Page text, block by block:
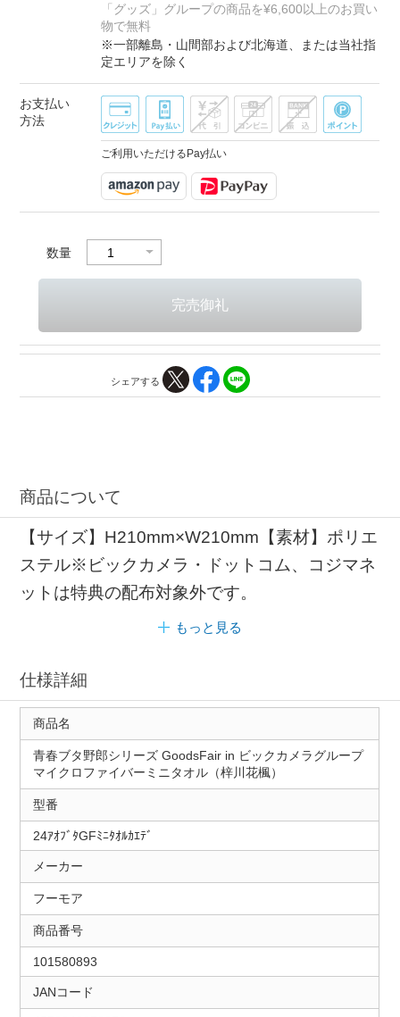
「グッズ」グループの商品を¥6,600以上のお買い
物で無料
※一部離島・山間部および北海道、または当社指
定エリアを除く
お支払い
方法
ご利用いただけるPay払い
数量
シェアする
商品について
【サイズ】H210mm×W210mm【素材】ポリエ
ステル※ビックカメラ・ドットコム、コジマネ
ットは特典の配布対象外です。
もっと見る
仕様詳細
商品名
青春ブタ野郎シリーズ GoodsFair in ビックカメラグループ
マイクロファイバーミニタオル（梓川花楓）
型番
24ｱｵﾌﾞﾀGFﾐﾆﾀｵﾙｶｴﾃﾞ
メーカー
フーモア
商品番号
101580893
JANコード